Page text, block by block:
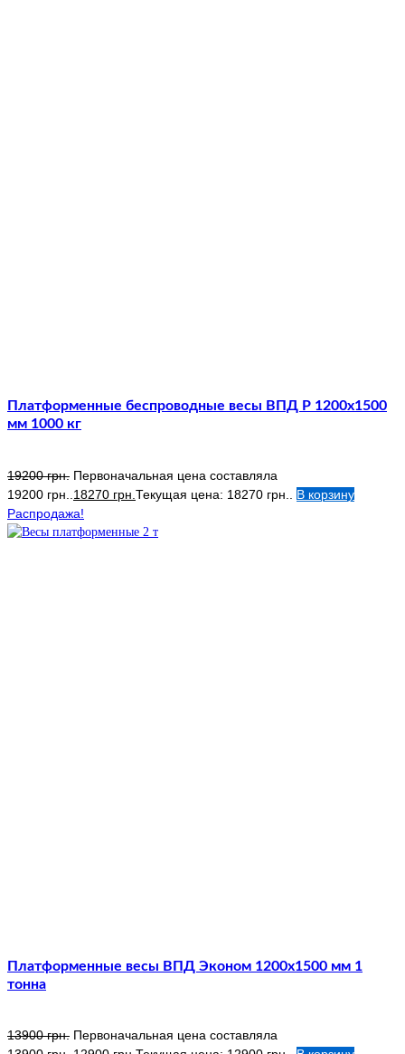
Платформенные беспроводные весы ВПД Р 1200х1500
мм 1000 кг
19200грн. Первоначальная цена составляла
19200 грн.. 18270 грн. Текущая цена: 18270 грн..
В корзину
Распродажа!
Платформенные весы ВПД Эконом 1200х1500 мм 1
тонна
13900грн. Первоначальная цена составляла